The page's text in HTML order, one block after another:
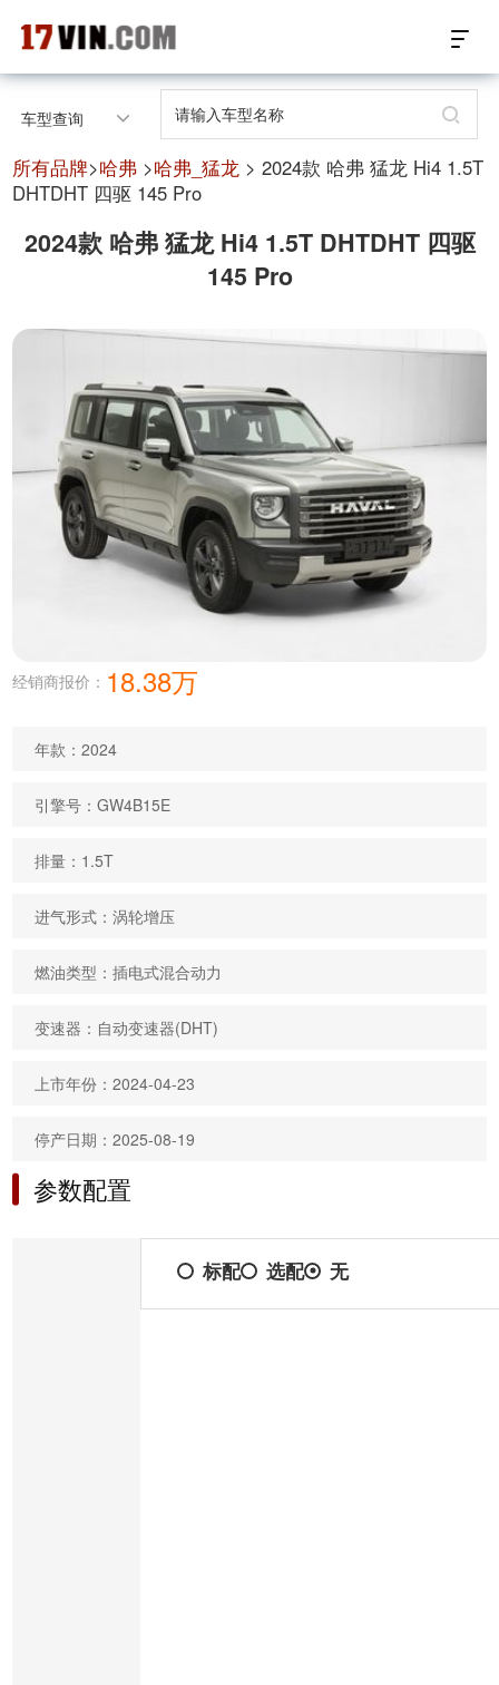
17VIN车架号查询首页
汽配数据开放接口
汽配产品车型适配
汽配产品电子目录
微信群智能客服
个性化私人定制
关于我们
车型查询
所有品牌>哈弗 >哈弗_猛龙 > 2024款 哈弗 猛龙 Hi4 1.5T
DHTDHT 四驱 145 Pro
2024款 哈弗 猛龙 Hi4 1.5T DHTDHT 四驱
145 Pro
经销商报价： 18.38万
年款：2024
引擎号：GW4B15E
排量：1.5T
进气形式：涡轮增压
燃油类型：插电式混合动力
变速器：自动变速器(DHT)
上市年份：2024-04-23
停产日期：2025-08-19
参数配置
标配 选配 无